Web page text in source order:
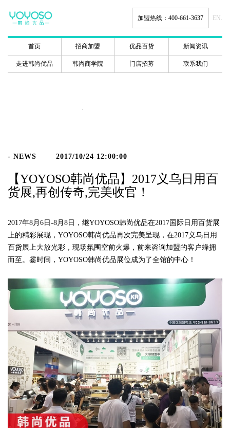
加盟热线：400-661-3637 EN.
首页 招商加盟 优品百货 新闻资讯
走进韩尚优品 韩尚商学院 门店招募 联系我们
- NEWS 2017/10/24 12:00:00
【YOYOSO韩尚优品】2017义乌日用百
货展,再创传奇,完美收官！
2017年8月6日-8月8日，继YOYOSO韩尚优品在2017国际日用百货展
上的精彩展现，YOYOSO韩尚优品再次完美呈现，在2017义乌日用
百货展上大放光彩，现场氛围空前火爆，前来咨询加盟的客户蜂拥
而至。霎时间，YOYOSO韩尚优品展位成为了全馆的中心！